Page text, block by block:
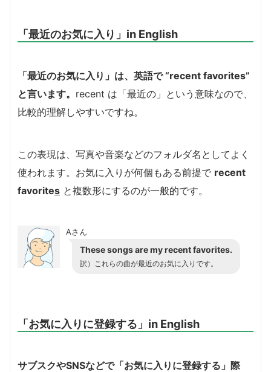
「最近のお気に入り」in English
「最近のお気に入り」は、英語で “recent favorites”
と言います。 recent は「最近の」という意味なので、
比較的理解しやすいですね。
この表現は、写真や音楽などのフォルダ名としてよく
使われます。お気に入りが何個もある前提で recent
favorites と複数形にするのが一般的です。
Aさん
These songs are my recent favorites.
訳）これらの曲が最近のお気に入りです。
「お気に入りに登録する」in English
サブスクやSNSなどで「お気に入りに登録する」際